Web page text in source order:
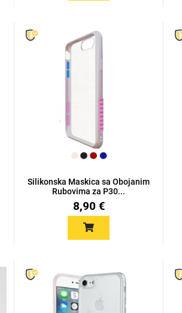
Silikonska Maskica sa Obojanim
Rubovima za P30...
8,90 €